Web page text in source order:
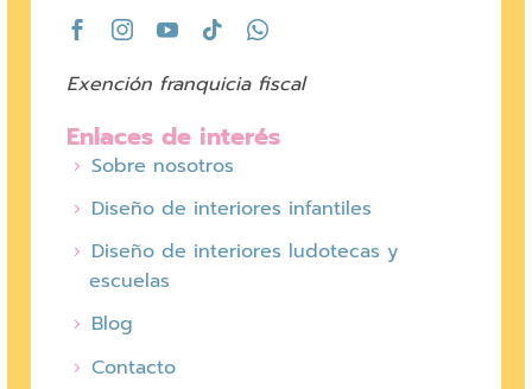
Exención franquicia fiscal
Enlaces de interés
Sobre nosotros
Diseño de interiores infantiles
Diseño de interiores ludotecas y
escuelas
Blog
Contacto